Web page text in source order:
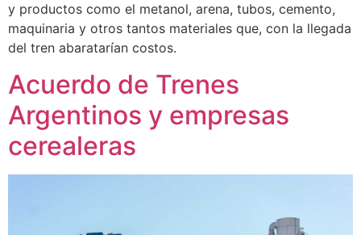
y productos como el metanol, arena, tubos, cemento,
maquinaria y otros tantos materiales que, con la llegada
del tren abaratarían costos.
Acuerdo de Trenes
Argentinos y empresas
cerealeras